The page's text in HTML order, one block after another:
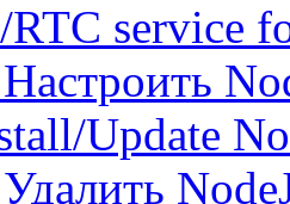
RTC service
Update